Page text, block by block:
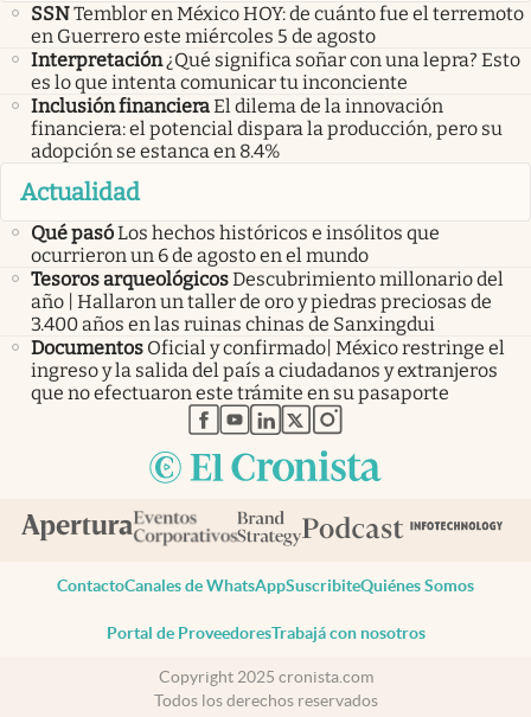
SSNTemblor en México HOY: de cuánto fue el terremoto
en Guerrero este miércoles 5 de agosto
Interpretación ¿Qué significa soñar con una lepra? Esto
es lo que intenta comunicar tu inconciente
Inclusión financieraEl dilema de la innovación
financiera: el potencial dispara la producción, pero su
adopción se estanca en 8.4%
Actualidad
Qué pasóLos hechos históricos e insólitos que
ocurrieron un 6 de agosto en el mundo
Tesoros arqueológicosDescubrimiento millonario del
año | Hallaron un taller de oro y piedras preciosas de
3.400 años en las ruinas chinas de Sanxingdui
Documentos Oficial y confirmado| México restringe el
ingreso y la salida del país a ciudadanos y extranjeros
que no efectuaron este trámite en su pasaporte
abre en nueva pestaña
abre en nueva pestaña
abre en nueva pestaña
abre en nueva pestaña
abre en nueva pestaña
ContactoCanales de WhatsAppSuscribiteQuiénes Somos
Portal de ProveedoresTrabajá con nosotros
Copyright 2025 cronista.com
Todos los derechos reservados